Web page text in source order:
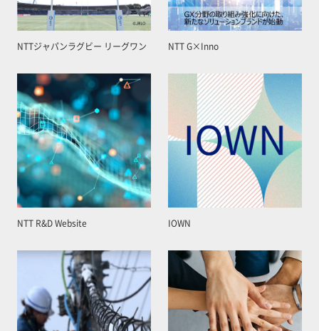
NTTジャパンラグビー リーグワン NTT G×Inno
NTT R&D Website IOWN